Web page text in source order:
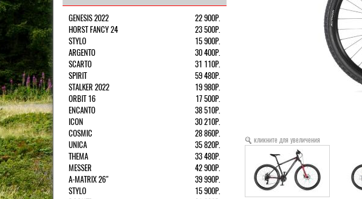
кликните для увеличения
GENESIS 2022
22 900Р.
HORST FANCY 24
23 500Р.
STYLO
15 900Р.
ARGENTO
30 400Р.
SCARTO
31 110Р.
SPIRIT
59 480Р.
STALKER 2022
19 980Р.
ORBIT 16
17 500Р.
ENCANTO
38 510Р.
ICON
30 210Р.
COSMIC
28 860Р.
UNICA
35 820Р.
THEMA
33 480Р.
MESSER
42 900Р.
A-MATRIX 26"
39 990Р.
STYLO
15 900Р.